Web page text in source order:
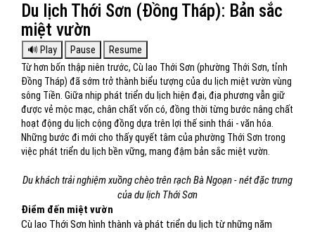
Du lịch Thới Sơn (Đồng Tháp): Bản sắc
miệt vườn
Từ hơn bốn thập niên trước, Cù lao Thới Sơn (phường Thới Sơn, tỉnh
Đồng Tháp) đã sớm trở thành biểu tượng của du lịch miệt vườn vùng
sông Tiền. Giữa nhịp phát triển du lịch hiện đại, địa phương vẫn giữ
được vẻ mộc mạc, chân chất vốn có, đồng thời từng bước nâng chất
hoạt động du lịch cộng đồng dựa trên lợi thế sinh thái - văn hóa.
Những bước đi mới cho thấy quyết tâm của phường Thới Sơn trong
việc phát triển du lịch bền vững, mang đậm bản sắc miệt vườn.
Du khách trải nghiệm xuồng chèo trên rạch Bà Ngoạn - nét đặc trưng
của du lịch Thới Sơn
Điểm đến miệt vườn
Cù lao Thới Sơn hình thành và phát triển du lịch từ những năm